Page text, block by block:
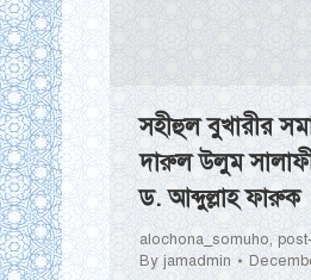
সহীহুল বুখারীর
দারুল উলুম
ড. আব্দুল্লাহ ফারুক
alochona_somuho,
By jamadmin